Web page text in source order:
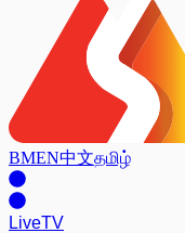
BMEN中文தமிழ்
LiveTV